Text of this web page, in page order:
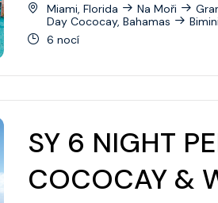
Miami, Florida
Na Moři
Day Cococay, Bahamas
6 nocí
SY 6 NIGHT
COCOCAY &